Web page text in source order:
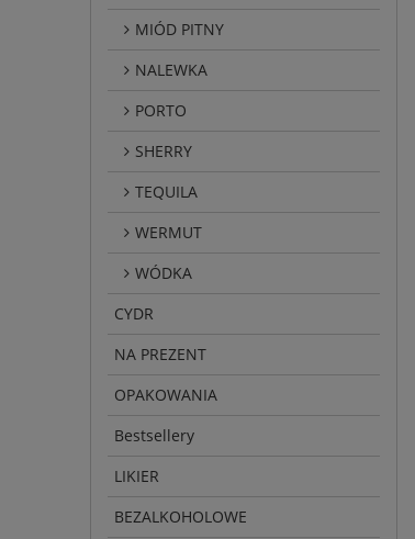
MIÓD PITNY
NALEWKA
PORTO
SHERRY
TEQUILA
WERMUT
WÓDKA
CYDR
NA PREZENT
OPAKOWANIA
Bestsellery
LIKIER
BEZALKOHOLOWE